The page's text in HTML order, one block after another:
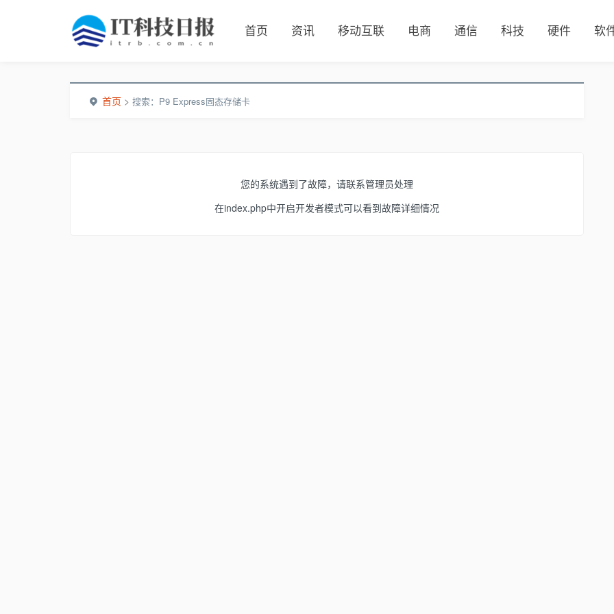
首页 资讯 移动互联 电商 通信 科技 硬件 软
首页 >搜索：P9 Express固态存储卡
您的系统遇到了故障，请联系管理员处理
在index.php中开启开发者模式可以看到故障详细情况